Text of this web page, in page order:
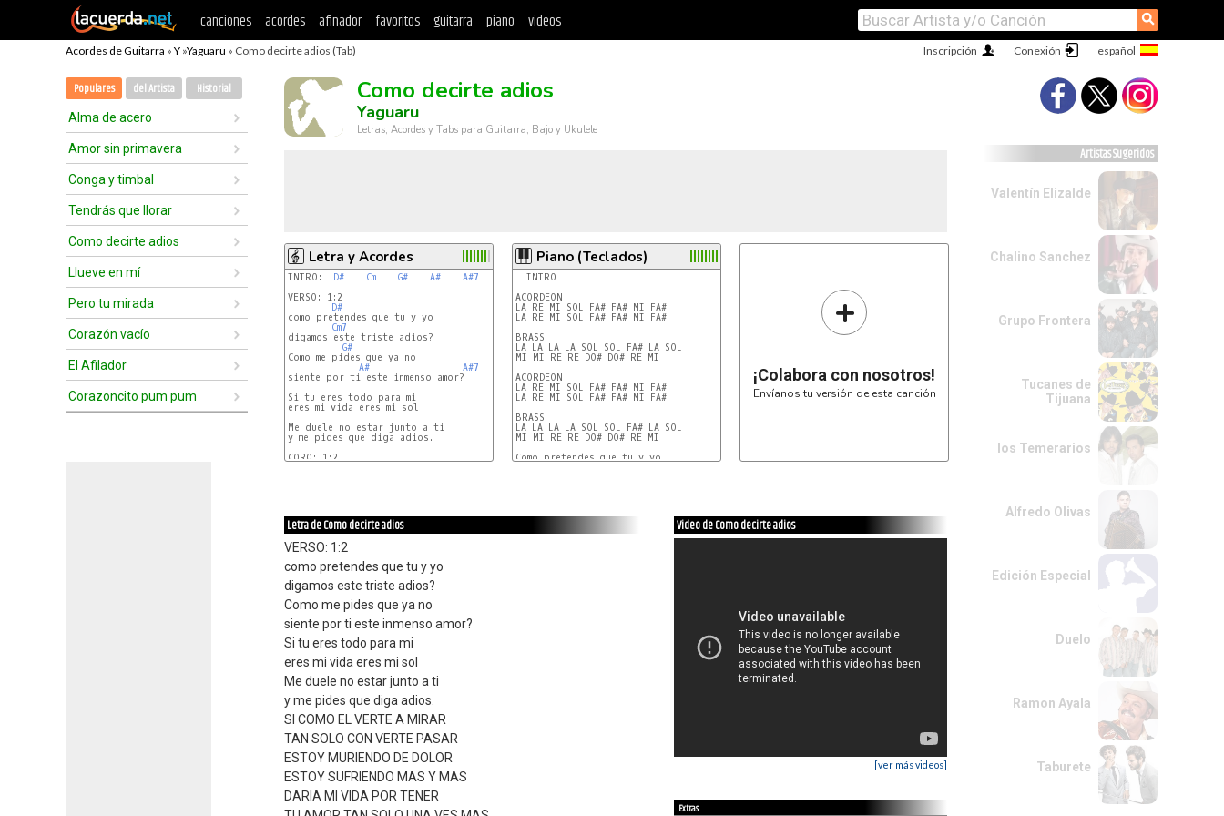
canciones acordes afinador favoritos guitarra piano videos ⚲
Acordes de Guitarra » Y »Yaguaru » Como decirte adios (Tab) Conexión
Inscripción
Populares del Artista Historial
Alma de acero
Amor sin primavera
Conga y timbal
Tendrás que llorar
Como decirte adios
Llueve en mí
Pero tu mirada
Corazón vacío
El Afilador
Corazoncito pum pum
Como decirte adios
Yaguaru
Letras, Acordes y Tabs para Guitarra, Bajo y Ukulele
Letra y Acordes
INTRO: D# Cm G# A#
A#7
VERSO: 1:2
D#
como pretendes que tu y yo
Cm7
digamos este triste adios?
G#
Como me pides que ya no
A#
A#7
siente por ti este inmenso amor?
Si tu eres todo para mi
eres mi vida eres mi sol
Me duele no estar junto a ti
y me pides que diga adios.
CORO: 1:2
Piano (Teclados)
  INTRO
ACORDEON
LA RE MI SOL FA# FA# MI FA#
LA RE MI SOL FA# FA# MI FA#
BRASS
LA LA LA LA SOL SOL FA# LA SOL
MI MI RE RE DO# DO# RE MI
ACORDEON
LA RE MI SOL FA# FA# MI FA#
LA RE MI SOL FA# FA# MI FA#
BRASS
LA LA LA LA SOL SOL FA# LA SOL
MI MI RE RE DO# DO# RE MI
Como pretendes que tu y yo
Eres mi vida, eres mi sol
Y me pides que diga adios.
+
¡Colabora con nosotros!
Envíanos tu versión de esta canción
Letra de Como decirte adios
VERSO: 1:2
como pretendes que tu y yo
digamos este triste adios?
Como me pides que ya no
siente por ti este inmenso amor?
Si tu eres todo para mi
eres mi vida eres mi sol
Me duele no estar junto a ti
y me pides que diga adios.
SI COMO EL VERTE A MIRAR
TAN SOLO CON VERTE PASAR
ESTOY MURIENDO DE DOLOR
ESTOY SUFRIENDO MAS Y MAS
DARIA MI VIDA POR TENER
Video de Como decirte adios
[ver más videos]
Extras
Artistas Sugeridos
Valentín Elizalde
Chalino Sanchez
Grupo Frontera
Tucanes de
Tijuana
los Temerarios
Alfredo Olivas
Edición Especial
Duelo
Ramon Ayala
Taburete